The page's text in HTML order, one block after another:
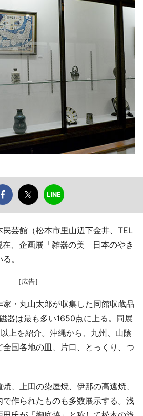
芸館（松本市里山辺下金井、TEL
在、企画展「雑器の美 日本のやき
。
［広告］
・丸山太郎が収集した同館収蔵品
器は最も多い1650点に上る。同展
上を紹介。沖縄から、九州、山陰
国各地の皿、片口、とっくり、つ
、上田の染屋焼、伊那の高遠焼、
作られたものも多数展示する。浅